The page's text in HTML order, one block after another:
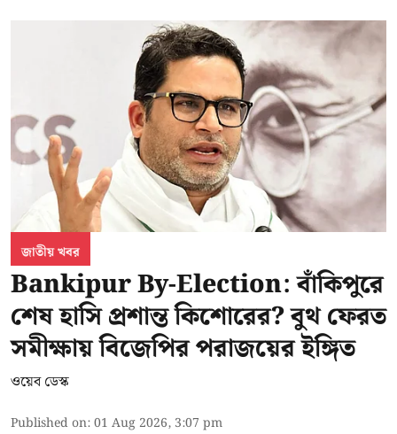
জাতীয় খবর
Bankipur By-Election: বাঁকিপুরে
শেষ হাসি প্রশান্ত কিশোরের? বুথ ফেরত
সমীক্ষায় বিজেপির পরাজয়ের ইঙ্গিত
ওয়েব ডেস্ক
Published on:01 Aug 2026, 3:07 pm